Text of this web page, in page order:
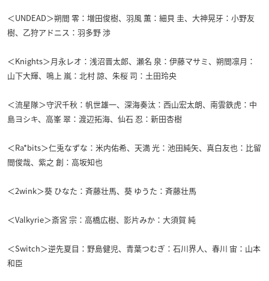
＜UNDEAD＞朔間 零：増田俊樹、羽風 薫：細貝 圭、大神晃牙：小野友
樹、乙狩アドニス：羽多野 渉
＜Knights＞月永レオ：浅沼晋太郎、瀬名 泉：伊藤マサミ、朔間凛月：
山下大輝、鳴上 嵐：北村 諒、朱桜 司：土田玲央
＜流星隊＞守沢千秋：帆世雄一、深海奏汰：西山宏太朗、南雲鉄虎：中
島ヨシキ、高峯 翠：渡辺拓海、仙石 忍：新田杏樹
＜Ra*bits＞仁兎なずな：米内佑希、天満 光：池田純矢、真白友也：比留
間俊哉、紫之 創：高坂知也
＜2wink＞葵 ひなた：斉藤壮馬、葵 ゆうた：斉藤壮馬
＜Valkyrie＞斎宮 宗：高橋広樹、影片みか：大須賀 純
＜Switch＞逆先夏目：野島健児、青葉つむぎ：石川界人、春川 宙：山本
和臣